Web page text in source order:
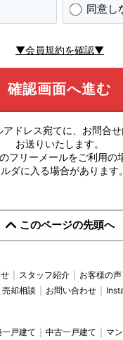
同意し
▼会員規約を確認▼
ドレス宛てに、お問合
お送りいたします。
フリーメールをご利用の
ダに入る場合があります。
このページの先頭へ
スタッフ紹介 お客様の声
売却相談 お問い合わせ
一戸建て 中古一戸建て マ